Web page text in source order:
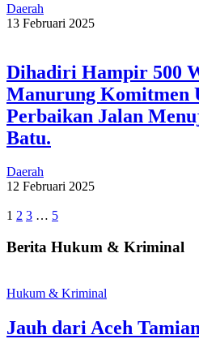
Daerah
13 Februari 2025
Dihadiri Hampir 500
Manurung Komitmen
Perbaikan Jalan
Batu.
Daerah
12 Februari 2025
1 2 3 … 5
Berita Hukum & Kriminal
Hukum & Kriminal
Jauh dari Aceh